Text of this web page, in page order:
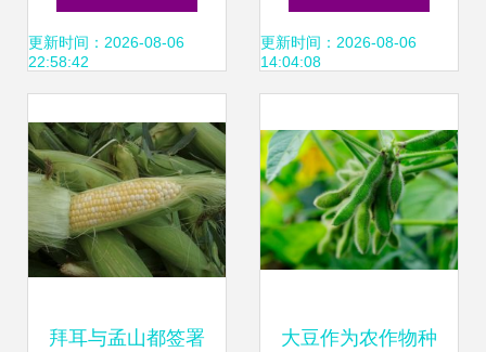
选购指南
更新时间：2026-08-06
22:58:42
更新时间：2026-08-06
14:04:08
拜耳与孟山都签署 大豆作为农作物种